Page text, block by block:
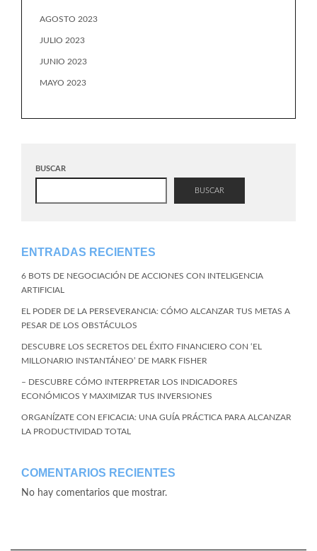
AGOSTO 2023
JULIO 2023
JUNIO 2023
MAYO 2023
BUSCAR
BUSCAR
ENTRADAS RECIENTES
6 BOTS DE NEGOCIACIÓN DE ACCIONES CON INTELIGENCIA
ARTIFICIAL
EL PODER DE LA PERSEVERANCIA: CÓMO ALCANZAR TUS METAS A
PESAR DE LOS OBSTÁCULOS
DESCUBRE LOS SECRETOS DEL ÉXITO FINANCIERO CON ‘EL
MILLONARIO INSTANTÁNEO’ DE MARK FISHER
– DESCUBRE CÓMO INTERPRETAR LOS INDICADORES
ECONÓMICOS Y MAXIMIZAR TUS INVERSIONES
ORGANÍZATE CON EFICACIA: UNA GUÍA PRÁCTICA PARA ALCANZAR
LA PRODUCTIVIDAD TOTAL
COMENTARIOS RECIENTES
No hay comentarios que mostrar.